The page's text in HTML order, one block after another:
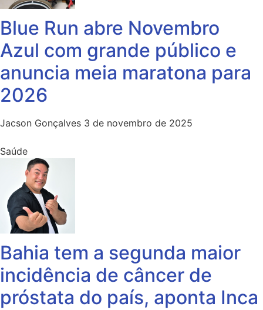
Blue Run abre Novembro
Azul com grande público e
anuncia meia maratona para
2026
Jacson Gonçalves 3 de novembro de 2025
Saúde
Bahia tem a segunda maior
incidência de câncer de
próstata do país, aponta Inca